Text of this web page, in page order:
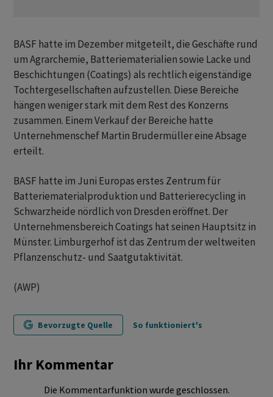
BASF hatte im Dezember mitgeteilt, die Geschäfte rund
um Agrarchemie, Batteriematerialien sowie Lacke und
Beschichtungen (Coatings) als rechtlich eigenständige
Tochtergesellschaften aufzustellen. Diese Bereiche
hängen weniger stark mit dem Rest des Konzerns
zusammen. Einem Verkauf der Bereiche hatte
Unternehmenschef Martin Brudermüller eine Absage
erteilt.
BASF hatte im Juni Europas erstes Zentrum für
Batteriematerialproduktion und Batterierecycling in
Schwarzheide nördlich von Dresden eröffnet. Der
Unternehmensbereich Coatings hat seinen Hauptsitz in
Münster. Limburgerhof ist das Zentrum der weltweiten
Pflanzenschutz- und Saatgutaktivität.
(AWP)
Bevorzugte Quelle So funktioniert's
Ihr Kommentar
Die Kommentarfunktion wurde geschlossen.